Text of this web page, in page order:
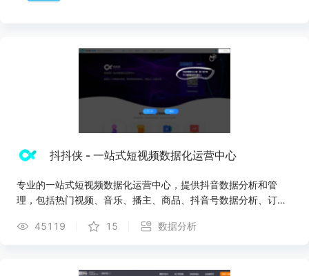
抖抖侠 - 一站式短视频数据化运营中心
专业的一站式短视频数据化运营中心，提供抖音数据分析和管
理，包括热门视频、音乐、播主、商品、抖音号数据分析、订单
45119
15 数据分析